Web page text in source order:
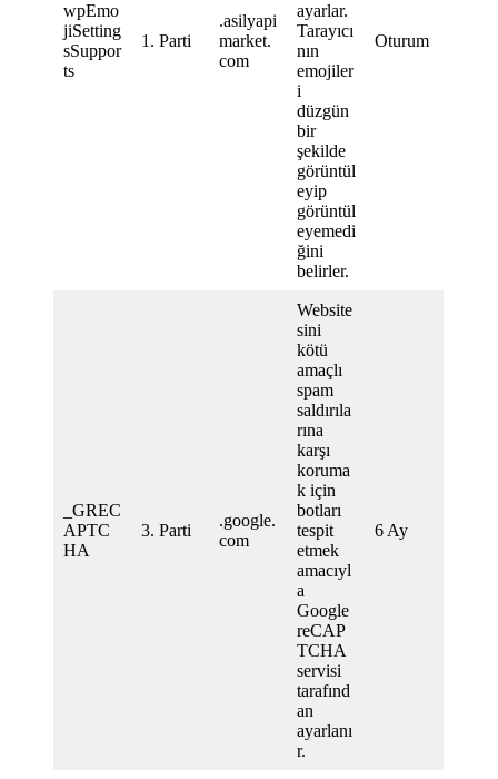
wpEmo
jiSetting
sSuppor
ts
1. Parti
.asilyapi
market.
com
ayarlar.
Tarayıcı
nın
emojiler
i
düzgün
bir
şekilde
görüntül
eyip
görüntül
eyemedi
ğini
belirler.
Oturum
_GREC
APTC
HA
3. Parti
.google.
com
Website
sini
kötü
amaçlı
spam
saldırıla
rına
karşı
koruma
k için
botları
tespit
etmek
amacıyl
a
Google
reCAP
TCHA
servisi
tarafınd
an
ayarlanı
r.
6 Ay